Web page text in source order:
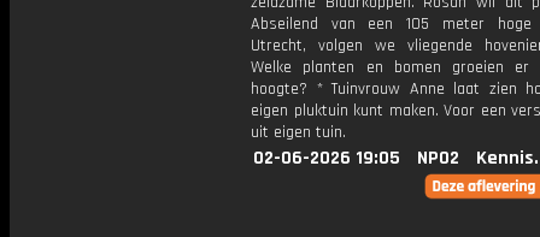
Abseilend van een 105 meter
Utrecht, volgen we vliegende
Welke planten en bomen groeien
hoogte? * Tuinvrouw Anne laat zien
eigen pluktuin kunt maken. Voor een
uit eigen tuin.
02-06-2026 19:05 NPO2